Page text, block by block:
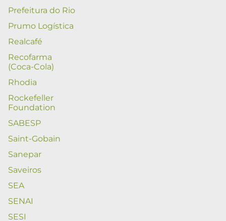
Prefeitura do Rio
Prumo Logística
Realcafé
Recofarma
(Coca-Cola)
Rhodia
Rockefeller
Foundation
SABESP
Saint-Gobain
Sanepar
Saveiros
SEA
SENAI
SESI